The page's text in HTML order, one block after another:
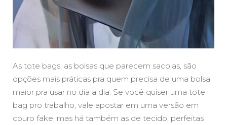
As tote bags, as bolsas que parecem sacolas, são
opções mais práticas pra quem precisa de uma bolsa
maior pra usar no dia a dia. Se você quiser uma tote
bag pro trabalho, vale apostar em uma versão em
couro fake, mas há também as de tecido, perfeitas